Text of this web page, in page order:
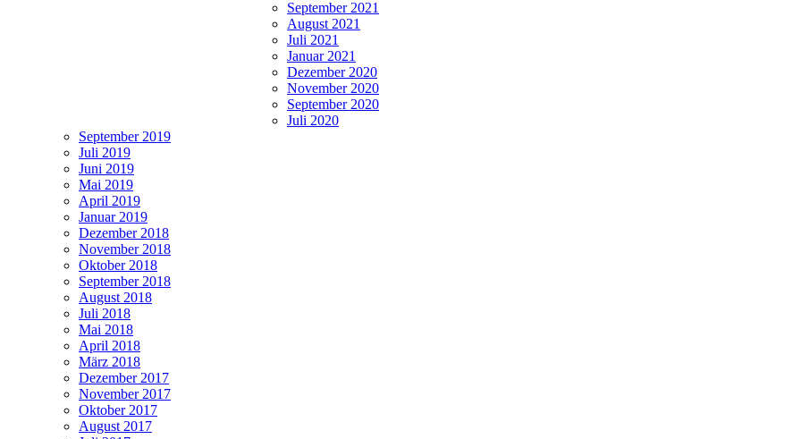
September 2021
August 2021
Juli 2021
Januar 2021
Dezember 2020
November 2020
September 2020
Juli 2020
September 2019
Juli 2019
Juni 2019
Mai 2019
April 2019
Januar 2019
Dezember 2018
November 2018
Oktober 2018
September 2018
August 2018
Juli 2018
Mai 2018
April 2018
März 2018
Dezember 2017
November 2017
Oktober 2017
August 2017